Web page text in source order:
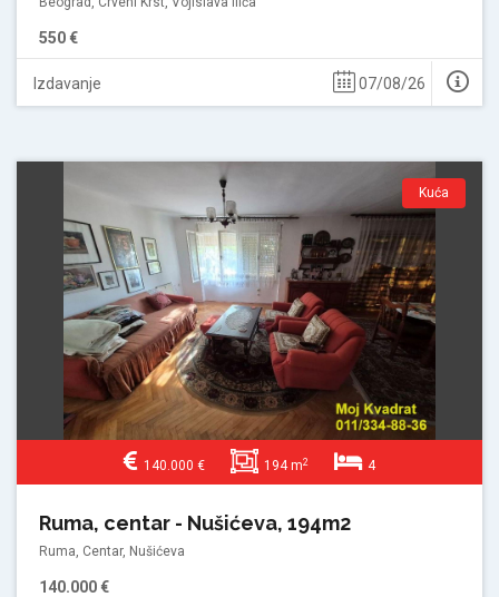
550 €
Izdavanje 07/08/26
Kuća
140.000 € 194 m2 4
Ruma, centar - Nušićeva, 194m2
Ruma, Centar, Nušićeva
140.000 €